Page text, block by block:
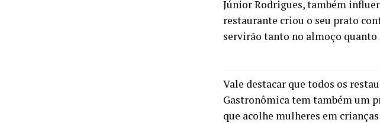
Júnior Rodrigues, também
restaurante criou o seu prato
servirão tanto no almoço quanto
Vale destacar que todos os
Gastronômica tem também um
que acolhe mulheres em